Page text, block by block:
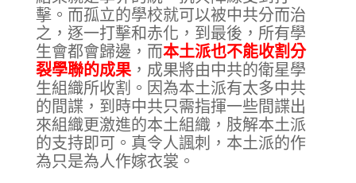
擊。而孤立的學校就可以被中共分而治
之，逐一打擊和赤化，到最後，所有學
生會都會歸邊，而本土派也不能收割分
裂學聯的成果，成果將由中共的衛星學
生組織所收割。因為本土派有太多中共
的間諜，到時中共只需指揮一些間諜出
來組織更激進的本土組織，肢解本土派
的支持即可。真令人諷刺，本土派的作
為只是為人作嫁衣裳。